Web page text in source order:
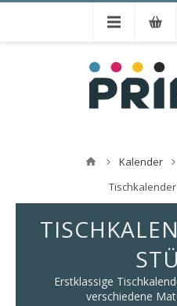
Kalender
Tischkalender
Erstklassige
verschiedene